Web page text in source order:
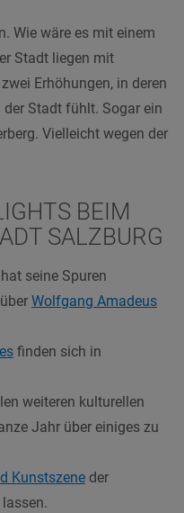
Wie wäre es mit einem
Stadt liegen mit
Erhöhungen, in deren
Stadt fühlt. Sogar ein
Vielleicht wegen der
BEIM
SALZBURG
seine Spuren
Wolfgang Amadeus
finden sich in
weiteren kulturellen
Jahr über einiges zu
Kunstszene der